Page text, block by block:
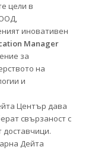
цели в
иновативен
Manager
за
на
и
Център дава
свързаност с
доставчици.
Дейта